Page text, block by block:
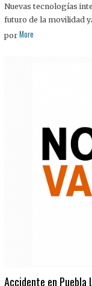
Nuevas tecnologías
futuro de la movilidad
por More
Accidente en Puebla